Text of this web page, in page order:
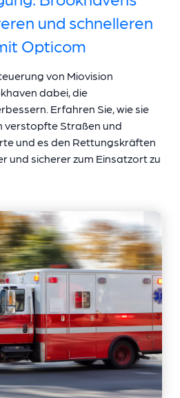
und schnelleren
Opticom
von Miovision
dabei, die
Erfahren Sie, wie sie
verstopfte Straßen und
und es den Rettungskräften
und sicherer zum Einsatzort zu